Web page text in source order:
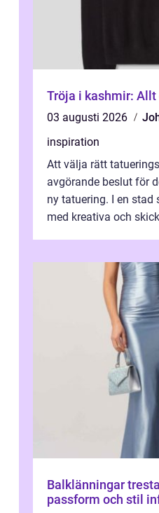
Tröja i kashmir: Allt
03 augusti 2026
inspiration
Att välja rätt
avgörande beslut för
ny tatuering. I en
med kreativa och
Balklänningar trestad
passform och stil